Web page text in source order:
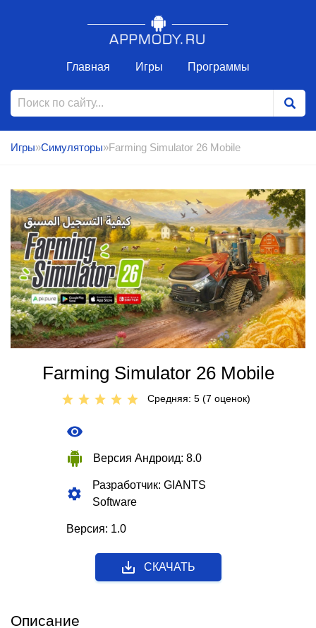
Главная Игры Программы
Игры»Симуляторы»Farming Simulator 26 Mobile
Farming Simulator 26 Mobile
Средняя: 5 (7 оценок)
Версия Андроид: 8.0
Разработчик: GIANTS
Software
Версия: 1.0
СКАЧАТЬ
Описание